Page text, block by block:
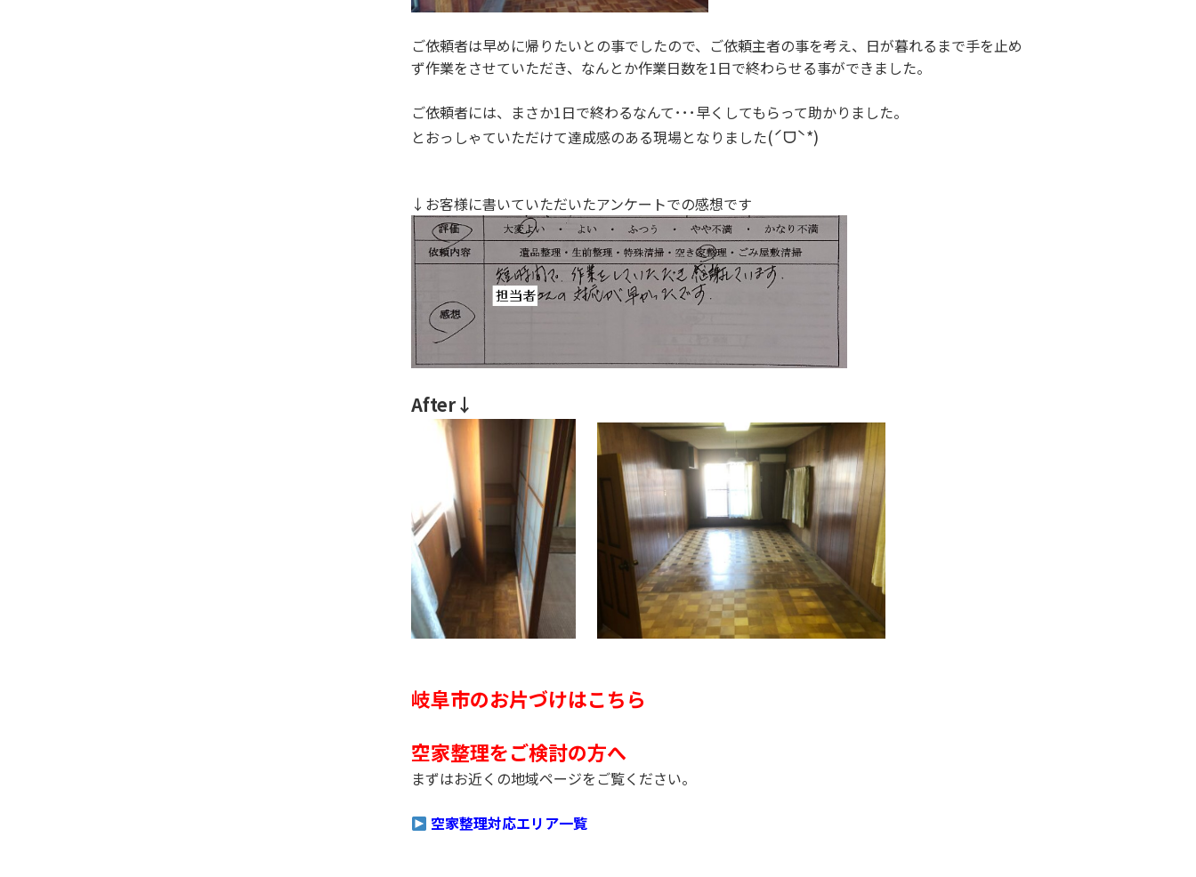
ご依頼者は早めに帰りたいとの事でしたので、ご依頼主者の事を考え、日が暮れるまで手を止め
ず作業をさせていただき、なんとか作業日数を1日で終わらせる事ができました。
ご依頼者には、まさか1日で終わるなんて･･･早くしてもらって助かりました。
とおっしゃていただけて達成感のある現場となりました(ˊᗜˋ*)
↓お客様に書いていただいたアンケートでの感想です
After↓
岐阜市のお片づけはこちら
空家整理をご検討の方へ
まずはお近くの地域ページをご覧ください。
空家整理対応エリア一覧